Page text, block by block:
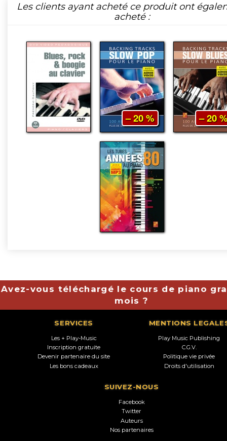
Les clients ayant acheté ce produit ont
acheté :
– 20 % – 20
Avez-vous téléchargé le cours de piano
mois ?
SERVICES
Les + Play-Music
Inscription gratuite
Devenir partenaire du site
Les bons cadeaux
MENTIONS
Play Music Publishing
C.G.V.
Politique vie privée
Droits d'utilisation
SUIVEZ-NOUS
Facebook
Twitter
Auteurs
Nos partenaires